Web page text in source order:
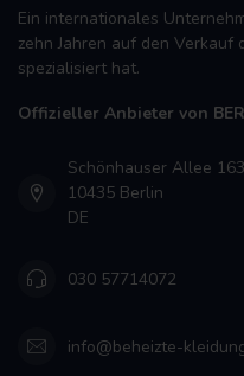
Ein internationales
zehn Jahren auf den Verkauf
spezialisiert hat.
Offizieller Anbieter von
Schönhauser Allee 163
10435 Berlin
DE
030 57714072
info@beheizte-